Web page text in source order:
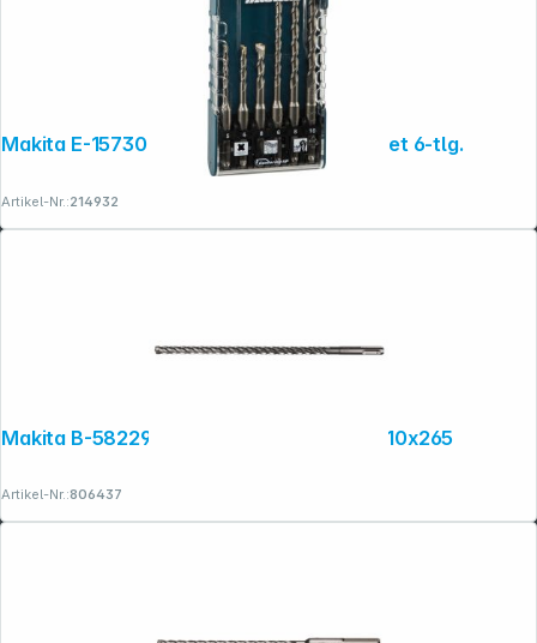
Makita E-15730 SDS-Plus Betonbohrer-Set 6-tlg.
Artikel-Nr.:214932
Makita B-58229 NEMESIS2 SDS+ Bohrer 10x265
Artikel-Nr.:806437